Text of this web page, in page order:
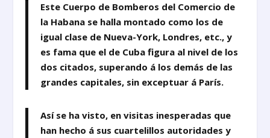
Este Cuerpo de Bomberos del Comercio de
la Habana se halla montado como los de
igual clase de Nueva-York, Londres, etc., y
es fama que el de Cuba figura al nivel de los
dos citados, superando á los demás de las
grandes capitales, sin exceptuar á París.
Así se ha visto, en visitas inesperadas que
han hecho á sus cuartelillos autoridades y